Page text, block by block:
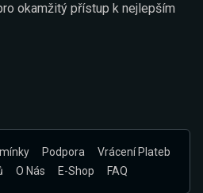
okamžitý přístup k nejlepším
Podpora
Vrácení Plateb
O Nás E-Shop FAQ